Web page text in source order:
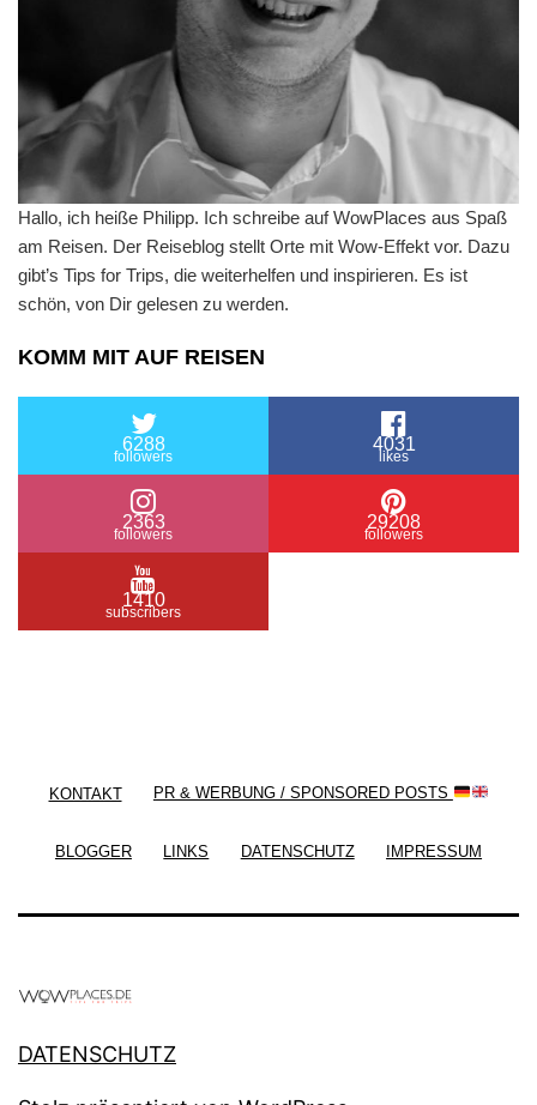
Hallo, ich heiße Philipp. Ich schreibe auf WowPlaces aus Spaß
am Reisen. Der Reiseblog stellt Orte mit Wow-Effekt vor. Dazu
gibt’s Tips for Trips, die weiterhelfen und inspirieren. Es ist
schön, von Dir gelesen zu werden.
KOMM MIT AUF REISEN
6288
followers
4031
likes
2363
followers
29208
followers
1410
subscribers
KONTAKT PR & WERBUNG / SPONSORED POSTS
BLOGGER LINKS DATENSCHUTZ IMPRESSUM
DATENSCHUTZ